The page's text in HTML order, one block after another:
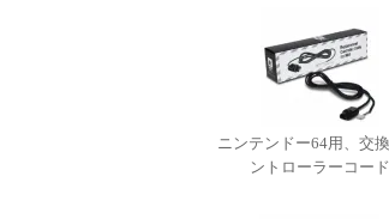
ニンテンドー64用、交
ントローラーコード